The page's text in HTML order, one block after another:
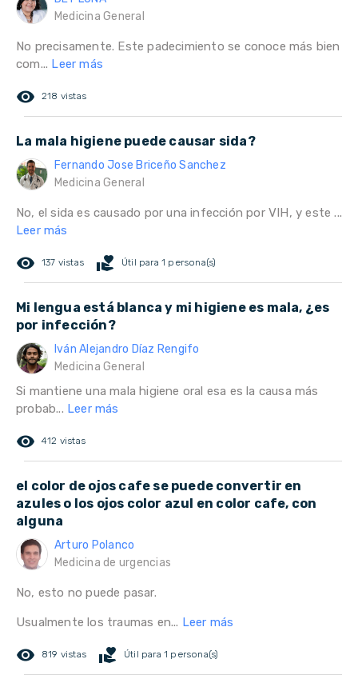
Medicina General
No precisamente. Este padecimiento se conoce más bien
com... Leer más
remove_red_eye 218 vistas
La mala higiene puede causar sida?
Fernando Jose Briceño Sanchez
Medicina General
No, el sida es causado por una infección por VIH, y este ...
Leer más
remove_red_eye 137 vistas volunteer_activism Útil para 1 persona(s)
Mi lengua está blanca y mi higiene es mala, ¿es
por infección?
Iván Alejandro Díaz Rengifo
Medicina General
Si mantiene una mala higiene oral esa es la causa más
probab... Leer más
remove_red_eye 412 vistas
el color de ojos cafe se puede convertir en
azules o los ojos color azul en color cafe, con
alguna
Arturo Polanco
Medicina de urgencias
No, esto no puede pasar.
Usualmente los traumas en... Leer más
remove_red_eye 819 vistas volunteer_activism Útil para 1 persona(s)